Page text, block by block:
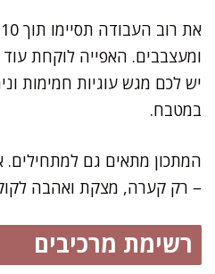
ומעצבבים. האפייה לוקחת
יש לכם מגש עוגיות חמימות
במטבח.
המתכון מתאים גם למתחילים.
– רק קערה, מצקת ואהבה
רשימת מרכיבים